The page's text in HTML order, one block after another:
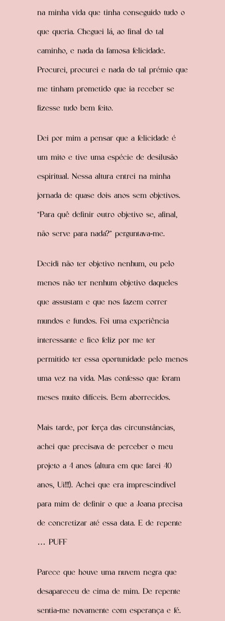
na minha vida que tinha conseguido tudo o
que queria. Cheguei lá, ao final do tal
caminho, e nada da famosa felicidade.
Procurei, procurei e nada do tal prémio que
me tinham prometido que ia receber se
fizesse tudo bem feito.
Dei por mim a pensar que a felicidade é
um mito e tive uma espécie de desilusão
espiritual. Nessa altura entrei na minha
jornada de quase dois anos sem objetivos.
“Para quê definir outro objetivo se, afinal,
não serve para nada?” perguntava-me.
Decidi não ter objetivo nenhum, ou pelo
menos não ter nenhum objetivo daqueles
que assustam e que nos fazem correr
mundos e fundos. Foi uma experiência
interessante e fico feliz por me ter
permitido ter essa oportunidade pelo menos
uma vez na vida. Mas confesso que foram
meses muito difíceis. Bem aborrecidos.
Mais tarde, por força das circunstâncias,
achei que precisava de perceber o meu
projeto a 4 anos (altura em que farei 40
anos, Ui!!!). Achei que era imprescindível
para mim de definir o que a Joana precisa
de concretizar até essa data. E de repente
… PUFF
Parece que houve uma nuvem negra que
desapareceu de cima de mim. De repente
sentia-me novamente com esperança e fé.